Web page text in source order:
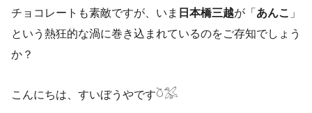
チョコレートも素敵ですが、いま 日本橋三越が「 あんこ 」
という熱狂的な渦に巻き込まれているのをご存知でしょう
か？
こんにちは、すいぼうやです𓎤𓅮